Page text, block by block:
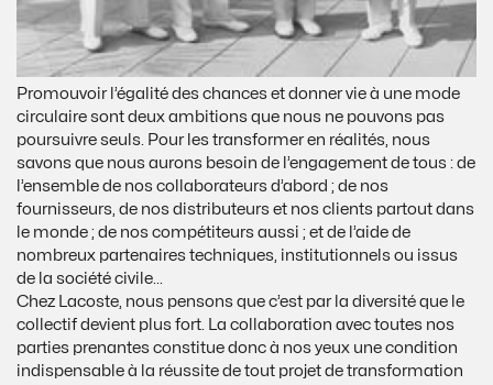
Promouvoir l’égalité des chances et donner vie à une mode
circulaire sont deux ambitions que nous ne pouvons pas
poursuivre seuls. Pour les transformer en réalités, nous
savons que nous aurons besoin de l’engagement de tous : de
l’ensemble de nos collaborateurs d’abord ; de nos
fournisseurs, de nos distributeurs et nos clients partout dans
le monde ; de nos compétiteurs aussi ; et de l’aide de
nombreux partenaires techniques, institutionnels ou issus
de la société civile…
Chez Lacoste, nous pensons que c’est par la diversité que le
collectif devient plus fort. La collaboration avec toutes nos
parties prenantes constitue donc à nos yeux une condition
indispensable à la réussite de tout projet de transformation